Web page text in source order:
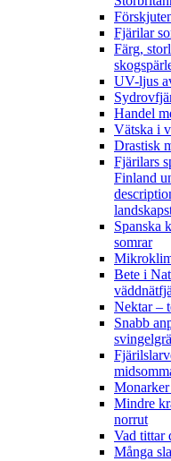
Fjärilar
Färg,
UV-ljus
Handel
Vätska i
Drastisk
Fjärilars
Finland
Spanska
somrar
Bete i
Nektar –
Snabb
Monarker
Mindre
norrut
Vad tittar
Många